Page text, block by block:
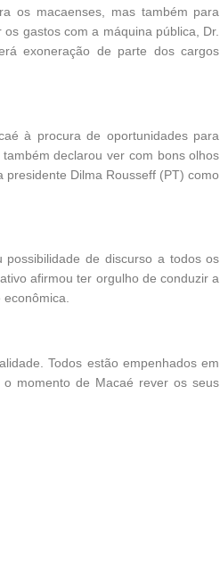
os macaenses, mas também para
gastos com a máquina pública, Dr.
exoneração de parte dos cargos
à procura de oportunidades para
declarou ver com bons olhos
Dilma Rousseff (PT) como
de discurso a todos os
afirmou ter orgulho de conduzir a
Todos estão empenhados em
momento de Macaé rever os seus